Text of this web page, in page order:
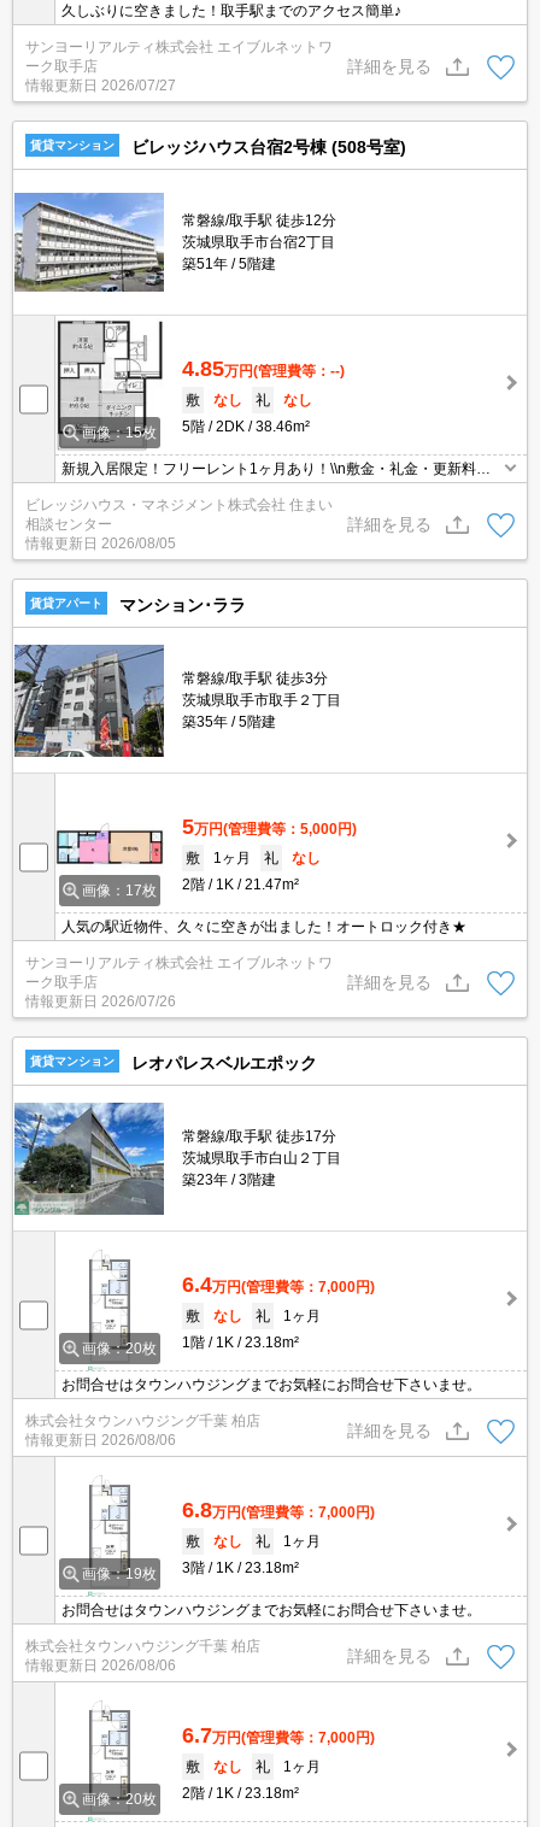
久しぶりに空きました！取手駅までのアクセス簡単♪
サンヨーリアルティ株式会社 エイブルネットワ
ーク取手店
情報更新日 2026/07/27
詳細を見る
賃貸マンション ビレッジハウス台宿2号棟 (508号室)
常磐線/取手駅 徒歩12分
茨城県取手市台宿2丁目
築51年
5階建
画像：15枚
4.85万円(管理費等：--)
敷
なし 礼
なし
5階
2DK 38.46m²
新規入居限定！フリーレント1ヶ月あり！\\n敷金・礼金・更新料・
鍵交換手数料0円！※契約内容や審査の結果、敷金をお預かりする
場合がございます。
ビレッジハウス・マネジメント株式会社 住まい
相談センター
情報更新日 2026/08/05
詳細を見る
賃貸アパート マンション･ララ
常磐線/取手駅 徒歩3分
茨城県取手市取手２丁目
築35年
5階建
画像：17枚
5万円(管理費等：5,000円)
敷
1ヶ月 礼
なし
2階
1K 21.47m²
人気の駅近物件、久々に空きが出ました！オートロック付き★
サンヨーリアルティ株式会社 エイブルネットワ
ーク取手店
情報更新日 2026/07/26
詳細を見る
賃貸マンション レオパレスベルエポック
常磐線/取手駅 徒歩17分
茨城県取手市白山２丁目
築23年
3階建
画像：20枚
6.4万円(管理費等：7,000円)
敷
なし 礼
1ヶ月
1階
1K 23.18m²
お問合せはタウンハウジングまでお気軽にお問合せ下さいませ。
株式会社タウンハウジング千葉 柏店
情報更新日 2026/08/06
詳細を見る
画像：19枚
6.8万円(管理費等：7,000円)
敷
なし 礼
1ヶ月
3階
1K 23.18m²
お問合せはタウンハウジングまでお気軽にお問合せ下さいませ。
株式会社タウンハウジング千葉 柏店
情報更新日 2026/08/06
詳細を見る
画像：20枚
6.7万円(管理費等：7,000円)
敷
なし 礼
1ヶ月
2階
1K 23.18m²